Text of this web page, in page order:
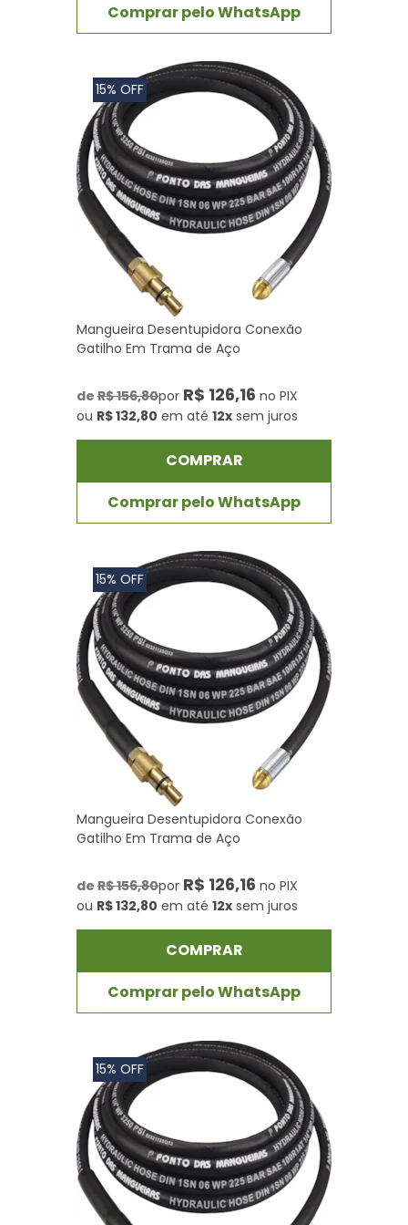
Comprar pelo WhatsApp
15% OFF
Mangueira Desentupidora Conexão
Gatilho Em Trama de Aço
de R$ 156,80por R$ 126,16 no PIX
ou R$ 132,80 em até 12x sem juros
COMPRAR
Comprar pelo WhatsApp
15% OFF
Mangueira Desentupidora Conexão
Gatilho Em Trama de Aço
de R$ 156,80por R$ 126,16 no PIX
ou R$ 132,80 em até 12x sem juros
COMPRAR
Comprar pelo WhatsApp
15% OFF